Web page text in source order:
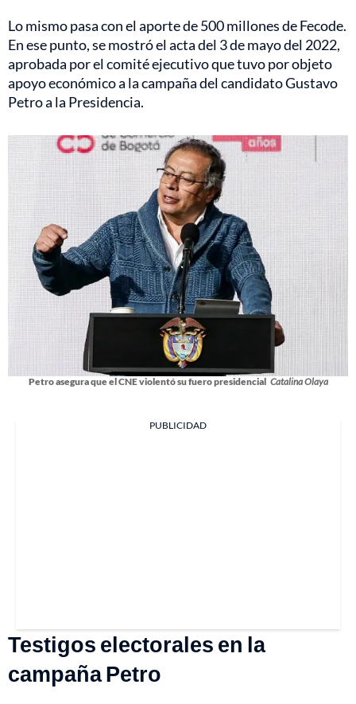
Lo mismo pasa con el aporte de 500 millones de Fecode.
En ese punto, se mostró el acta del 3 de mayo del 2022,
aprobada por el comité ejecutivo que tuvo por objeto
apoyo económico a la campaña del candidato Gustavo
Petro a la Presidencia.
Petro asegura que el CNE violentó su fuero presidencial Catalina Olaya
PUBLICIDAD
Testigos electorales en la
campaña Petro